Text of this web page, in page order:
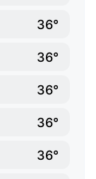
36°
36°
36°
36°
36°